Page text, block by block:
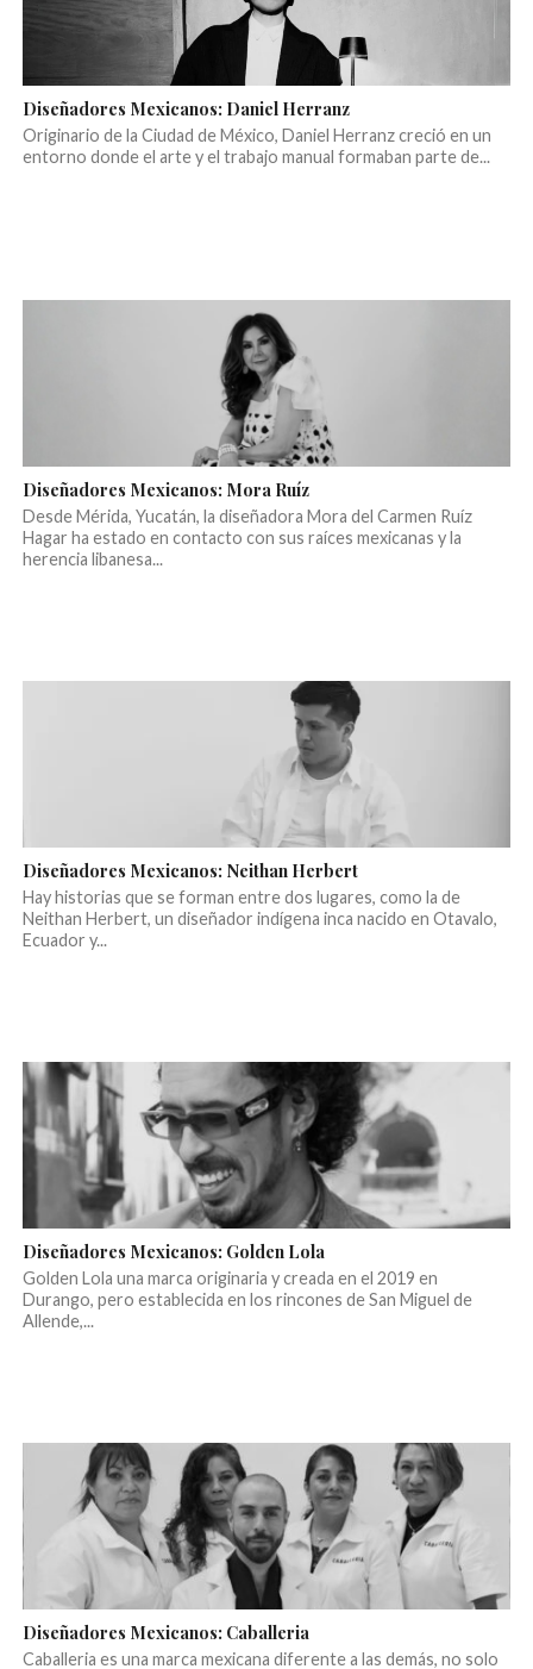
Diseñadores Mexicanos: Daniel Herranz
Originario de la Ciudad de México, Daniel Herranz creció en un
entorno donde el arte y el trabajo manual formaban parte de...
Diseñadores Mexicanos: Mora Ruíz
Desde Mérida, Yucatán, la diseñadora Mora del Carmen Ruíz
Hagar ha estado en contacto con sus raíces mexicanas y la
herencia libanesa...
Diseñadores Mexicanos: Neithan Herbert
Hay historias que se forman entre dos lugares, como la de
Neithan Herbert, un diseñador indígena inca nacido en Otavalo,
Ecuador y...
Diseñadores Mexicanos: Golden Lola
Golden Lola una marca originaria y creada en el 2019 en
Durango, pero establecida en los rincones de San Miguel de
Allende,...
Diseñadores Mexicanos: Caballeria
Caballeria es una marca mexicana diferente a las demás, no solo